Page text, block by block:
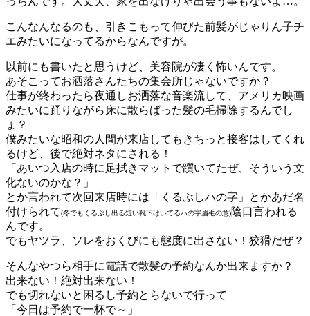
こんなんなるのも、引きこもって伸びた前髪がじゃりん子チ
エみたいになってるからなんですが。
以前にも書いたと思うけど、 美容院が凄く怖いんです。
あそこってお洒落さんたちの集会所じゃないですか？
仕事が終わったら夜通しお洒落な音楽流して、アメリカ映画
みたいに踊りながら床に散らばった髪の毛掃除するんでし
ょ？
僕みたいな昭和の人間が来店してもきちっと接客はしてくれ
るけど、後で絶対ネタにされる！
「あいつ入店の時に足拭きマットで躓いてたぜ、そういう文
化ないのかな？」
とか言われて次回来店時には 「くるぶしハの字」
とかあだ名
付けられて(冬でもくるぶし出る短い靴下はいてるハの字眉毛の意)陰口言われる
んです。
でもヤツラ、ソレをおくびにも態度に出さない！狡猾だぜ？
そんなやつら相手に電話で散髪の予約なんか出来ますか？
出来ない！絶対出来ない！
でも切れないと困るし予約とらないで行って
「今日は予約で一杯で～」